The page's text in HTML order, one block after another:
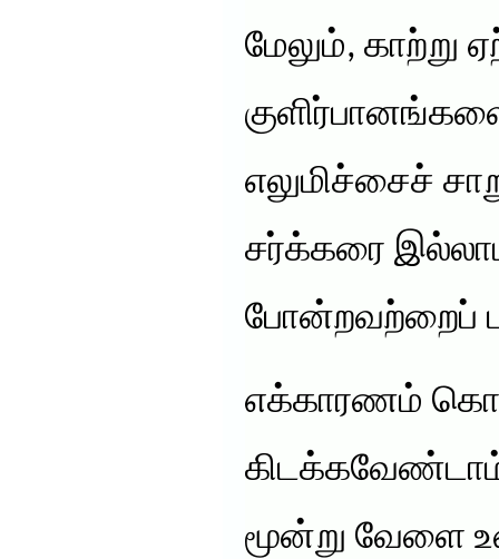
மேலும், காற்று
எலுமிச்சைச்
சர்க்கரை
போன்றவற்றைப்
எக்காரணம்
மூன்று வேளை